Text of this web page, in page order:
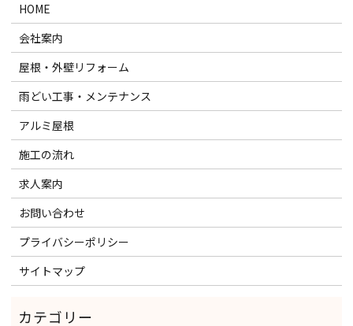
HOME
会社案内
屋根・外壁リフォーム
雨どい工事・メンテナンス
アルミ屋根
施工の流れ
求人案内
お問い合わせ
プライバシーポリシー
サイトマップ